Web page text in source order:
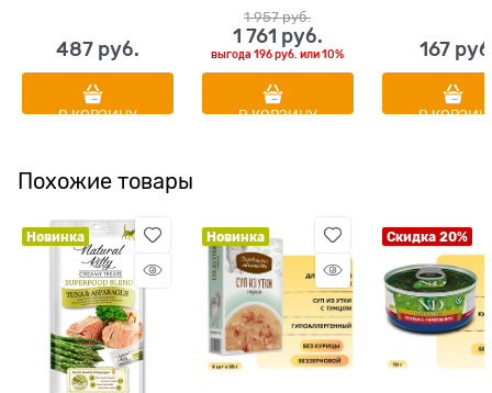
487 руб.
В КОРЗИНУ
комплекте, диаметр
13 см
1 957 руб.
1 761 руб.
выгода196 руб. или10%
В КОРЗИНУ
167
В
Похожие товары
Новинка Новинка Скидка 20%